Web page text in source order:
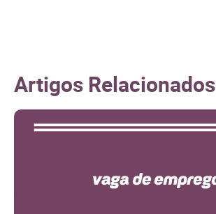
Artigos Relacionados